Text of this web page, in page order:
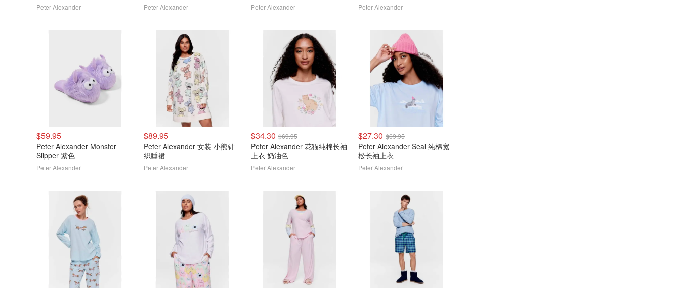
Peter Alexander Peter Alexander Peter Alexander Peter Alexander
$59.95
Peter Alexander Monster
Slipper 紫色
Peter Alexander
$89.95
Peter Alexander 女装 小熊针
织睡裙
Peter Alexander
$34.30 $69.95
Peter Alexander 花猫纯棉长袖
上衣 奶油色
Peter Alexander
$27.30 $69.95
Peter Alexander Seal 纯棉宽
松长袖上衣
Peter Alexander